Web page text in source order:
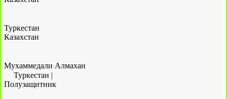
Туркестан
Казахстан
Мухаммедали Алмахан
Туркестан |
Полузащитник